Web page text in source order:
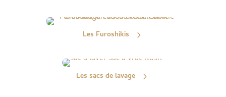
Les Furoshikis
Les sacs de lavage